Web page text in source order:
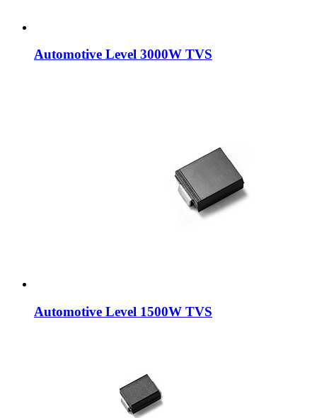
Automotive Level 3000W TVS
Automotive Level 1500W TVS